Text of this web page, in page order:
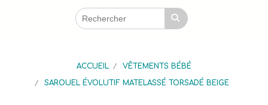
ACCUEIL
VÊTEMENTS BÉBÉ
SAROUEL ÉVOLUTIF MATELASSÉ TORSADÉ BEIGE